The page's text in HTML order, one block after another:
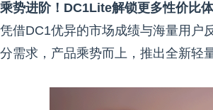
乘势进阶！DC1Lite解锁更多性价比
凭借DC1优异的市场成绩与海量用户
分需求，产品乘势而上，推出全新轻